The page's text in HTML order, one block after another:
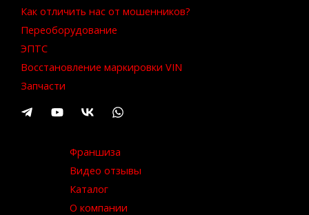
Как отличить нас от мошенников?
Переоборудование
ЭПТС
Восстановление маркировки VIN
Запчасти
Франшиза
Видео отзывы
Каталог
О компании